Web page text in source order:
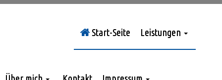
Start-Seite Leistungen